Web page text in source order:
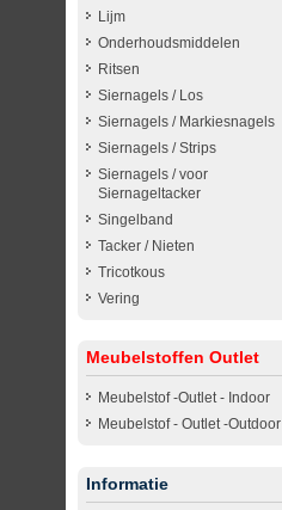
Lijm
Onderhoudsmiddelen
Ritsen
Siernagels / Los
Siernagels / Markiesnagels
Siernagels / Strips
Siernagels / voor
Siernageltacker
Singelband
Tacker / Nieten
Tricotkous
Vering
Meubelstoffen Outlet
Meubelstof -Outlet - Indoor
Meubelstof - Outlet -Outdoor
Informatie